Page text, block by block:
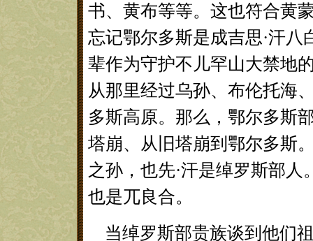
书、黄布等等。这也符合黄
忘记鄂尔多斯是成吉思·汗八
辈作为守护不儿罕山大禁地
从那里经过乌孙、布伦托海
多斯高原。那么，鄂尔多斯
塔崩、从旧塔崩到鄂尔多斯
之孙，也先·汗是绰罗斯部
也是兀良合。
当绰罗斯部贵族谈到他们